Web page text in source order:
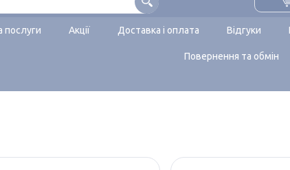
послуги Акції Доставка і оплата Відгуки
Повернення та обмін